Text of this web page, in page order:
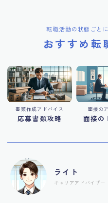
転職活動の状態ごと
おすすめ転
書類作成アドバイス
応募書類攻略
面接の
面接の
ライト
キャリアアドバイザー